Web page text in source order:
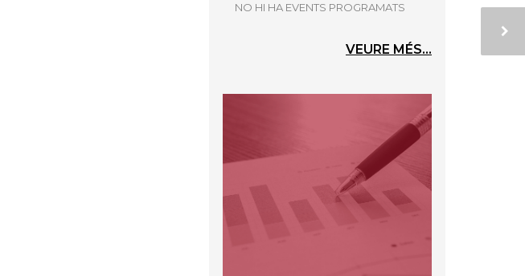
NO HI HA EVENTS PROGRAMATS
VEURE MÉS...